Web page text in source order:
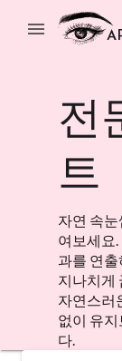
menu
전
트
자연 속
여보세요
과를 연
지나치게
자연스러
없이 유
다.